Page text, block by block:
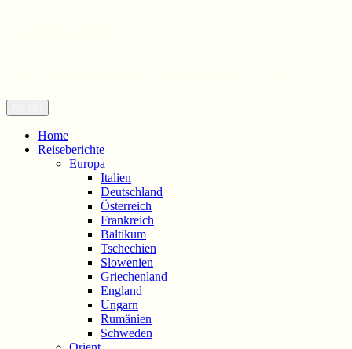
Zum
Inhalt
springen
Home
Reiseberichte
Europa
Italien
Deutschland
Österreich
Frankreich
Baltikum
Tschechien
Slowenien
Griechenland
England
Ungarn
Rumänien
Schweden